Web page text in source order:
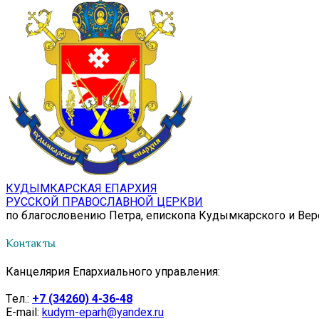
КУДЫМКАРСКАЯ ЕПАРХИЯ
РУССКОЙ ПРАВОСЛАВНОЙ ЦЕРКВИ
по благословению Петра, епископа Кудымкарского и
Контакты
Канцелярия Епархиального управления:
Tел.: +7 (34260) 4-36-48
E-mail: kudym-eparh@yandex.ru